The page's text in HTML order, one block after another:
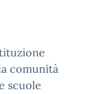
comunità
scuole